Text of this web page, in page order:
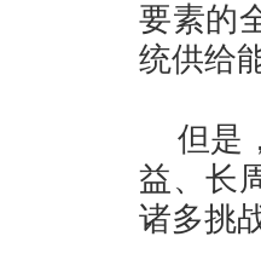
要素的
统供给
但是
益、长
诸多挑